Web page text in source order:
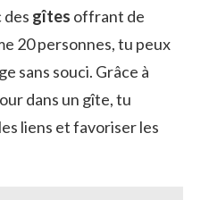
des gîtes offrant de
20 personnes, tu peux
sans souci. Grâce à
dans un gîte, tu
liens et favoriser les